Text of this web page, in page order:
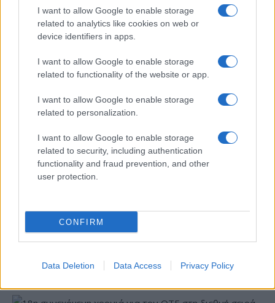
I want to allow Google to enable storage
related to analytics like cookies on web or
device identifiers in apps.
I want to allow Google to enable storage
related to functionality of the website or app.
I want to allow Google to enable storage
related to personalization.
I want to allow Google to enable storage
related to security, including authentication
functionality and fraud prevention, and other
user protection.
CONFIRM
Data Deletion Data Access Privacy Policy
Β.Σ. Καρούλιας: Τζίρος 98,7
κερδών 57% - Τα νέα
στοιχήματα σε low & non
Deloitte Ελλάδος:
Χρηματοοικονομικός
σύμβουλος της ΔΕΗ για την
Η Chery επενδύει 75 εκατ. δολάρια στην KG Mobility
της συνεργασίας τους μέχρι
το 2028